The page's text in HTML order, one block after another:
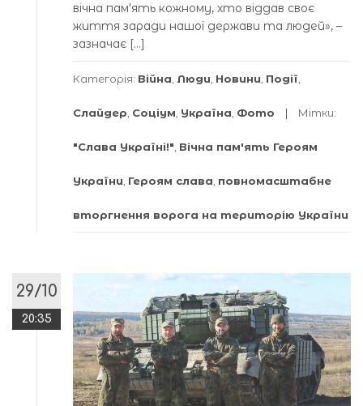
вічна памʼять кожному, хто віддав своє
життя заради нашої держави та людей», –
зазначає […]
Категорія: Війна, Люди, Новини, Події,
Слайдер, Соціум, Україна, Фото Мітки:
"Слава Україні!", Вічна пам'ять Героям
України, Героям слава, повномасштабне
вторгнення ворога на територію України
29/10
20:35